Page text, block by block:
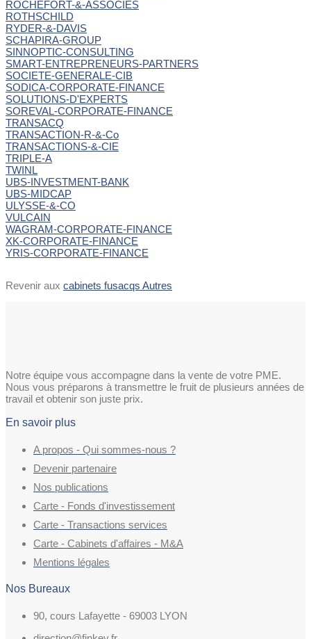
ROCHEFORT-&-ASSOCIES
ROTHSCHILD
RYDER-&-DAVIS
SCHAPIRA-GROUP
SINNOPTIC-CONSULTING
SMART-ENTREPRENEURS-PARTNERS
SOCIETE-GENERALE-CIB
SODICA-CORPORATE-FINANCE
SOLUTIONS-D'EXPERTS
SOREVAL-CORPORATE-FINANCE
TRANSACQ
TRANSACTION-R-&-Co
TRANSACTIONS-&-CIE
TRIPLE-A
TWINL
UBS-INVESTMENT-BANK
UBS-MIDCAP
ULYSSE-&-CO
VULCAIN
WAGRAM-CORPORATE-FINANCE
XK-CORPORATE-FINANCE
YRIS-CORPORATE-FINANCE
Revenir aux cabinets fusacqs Autres
Notre équipe vous accompagne dans la vente de votre PME.
Nous vous préparons à transmettre le fruit de plusieurs années de
travail et obtenir son juste prix.
En savoir plus
A propos - Qui sommes-nous ?
Devenir partenaire
Nos publications
Carte - Fonds d'investissement
Carte - Transactions services
Carte - Cabinets d'affaires - M&A
Mentions légales
Nos Bureaux
90, cours Lafayette - 69003 LYON